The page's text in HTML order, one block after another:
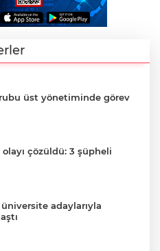
üst yönetiminde görev
olayı çözüldü: 3 şüpheli
adaylarıyla